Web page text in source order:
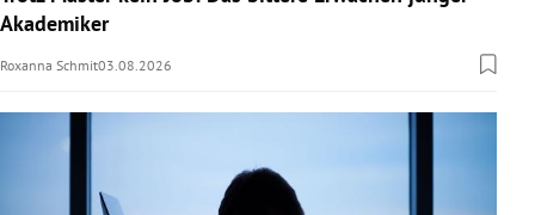
Akademiker
Roxanna Schmit03.08.2026